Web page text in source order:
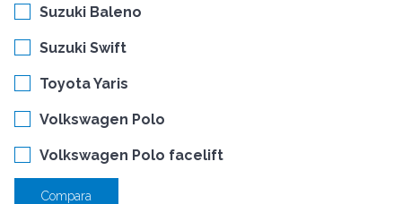
Suzuki Baleno
Suzuki Swift
Toyota Yaris
Volkswagen Polo
Volkswagen Polo facelift
Compara